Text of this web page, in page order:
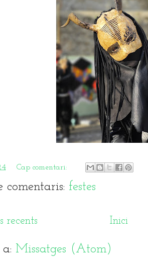
Cap comentari:
comentaris: festes
recents Inici
Missatges (Atom)